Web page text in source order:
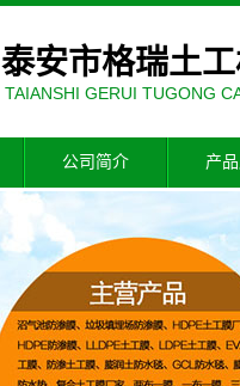
泰安市格瑞土
TAIANSHI GERUI TUGONG
公司简介 产